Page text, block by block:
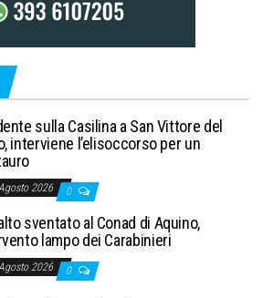
sulla Casilina a San Vittore del
interviene l’elisoccorso per un
2026 0
sventato al Conad di Aquino,
lampo dei Carabinieri
2026 0